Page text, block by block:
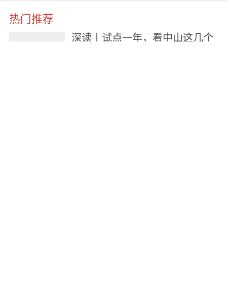
热门推荐
深读丨试点一年，看中山这几个